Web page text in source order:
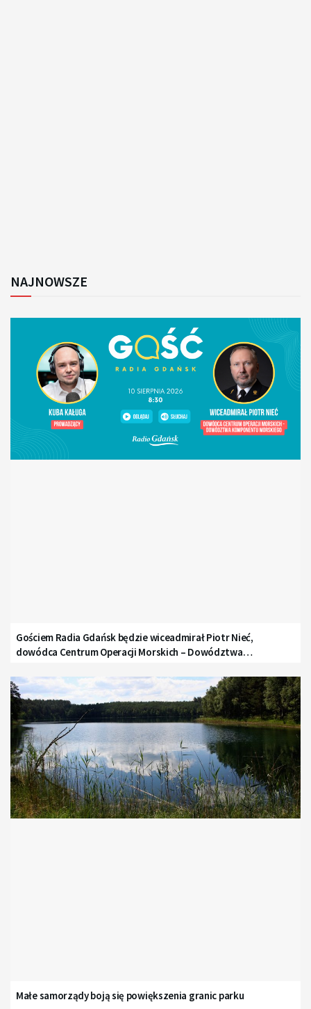
NAJNOWSZE
Gościem Radia Gdańsk będzie wiceadmirał Piotr Nieć,
dowódca Centrum Operacji Morskich – Dowództwa
Małe samorządy boją się powiększenia granic parku